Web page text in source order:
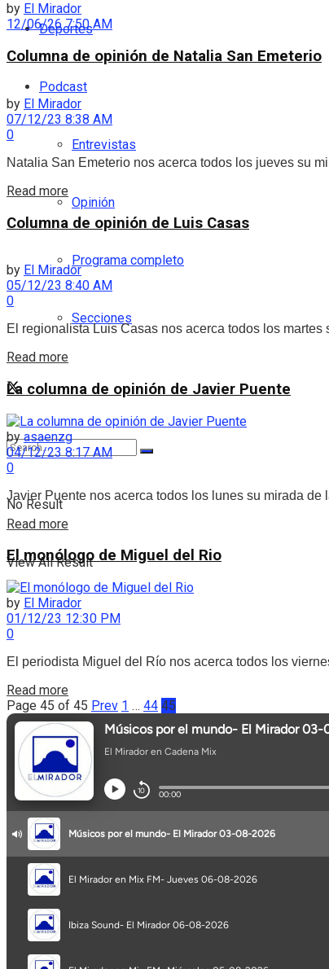
Deportes
Podcast
Entrevistas
Opinión
Programa completo
Secciones
No Result
View All Result
by El Mirador
12/06/26 7:50 AM
Columna de opinión de Natalia San Emeterio
by El Mirador
07/12/23 8:38 AM
0
Natalia San Emeterio nos acerca todos los jueves su
Read more
Columna de opinión de Luis Casas
by El Mirador
05/12/23 8:40 AM
0
El regionalista Luis Casas nos acerca todos los
Read more
La columna de opinión de Javier Puente
by asaenzg
04/12/23 8:17 AM
0
Javier Puente nos acerca todos los lunes su mirada
Read more
El monólogo de Miguel del Rio
by El Mirador
01/12/23 12:30 PM
0
El periodista Miguel del Río nos acerca todos los
Read more
Page 45 of 45 Prev 1 … 44 45